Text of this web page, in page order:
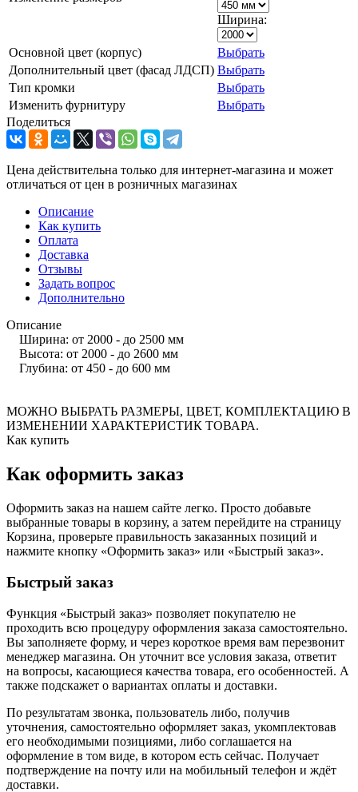
Ширина:
Основной цвет (корпус)
Выбрать
Дополнительный цвет (фасад ЛДСП) Выбрать
Тип кромки
Выбрать
Изменить фурнитуру
Выбрать
Поделиться
Цена действительна только для интернет-магазина и может
отличаться от цен в розничных магазинах
Описание
Как купить
Оплата
Доставка
Отзывы
Задать вопрос
Дополнительно
Описание
Ширина: от 2000 - до 2500 мм
Высота: от 2000 - до 2600 мм
Глубина: от 450 - до 600 мм
МОЖНО ВЫБРАТЬ РАЗМЕРЫ, ЦВЕТ, КОМПЛЕКТАЦИЮ В
ИЗМЕНЕНИИ ХАРАКТЕРИСТИК ТОВАРА.
Как купить
Как оформить заказ
Оформить заказ на нашем сайте легко. Просто добавьте
выбранные товары в корзину, а затем перейдите на страницу
Корзина, проверьте правильность заказанных позиций и
нажмите кнопку «Оформить заказ» или «Быстрый заказ».
Быстрый заказ
Функция «Быстрый заказ» позволяет покупателю не
проходить всю процедуру оформления заказа самостоятельно.
Вы заполняете форму, и через короткое время вам перезвонит
менеджер магазина. Он уточнит все условия заказа, ответит
на вопросы, касающиеся качества товара, его особенностей. А
также подскажет о вариантах оплаты и доставки.
По результатам звонка, пользователь либо, получив
уточнения, самостоятельно оформляет заказ, укомплектовав
его необходимыми позициями, либо соглашается на
оформление в том виде, в котором есть сейчас. Получает
подтверждение на почту или на мобильный телефон и ждёт
доставки.